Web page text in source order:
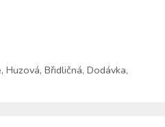
, Huzová, Břidličná, Dodávka,